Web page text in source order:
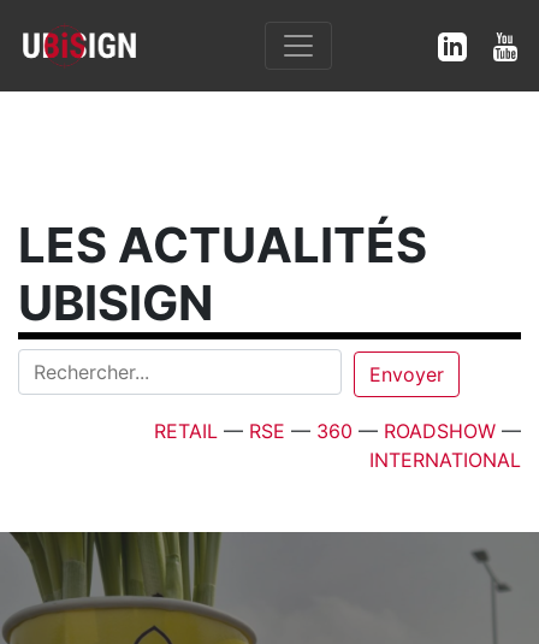
LES ACTUALITÉS
UBISIGN
RETAIL — RSE — 360 — ROADSHOW —
INTERNATIONAL